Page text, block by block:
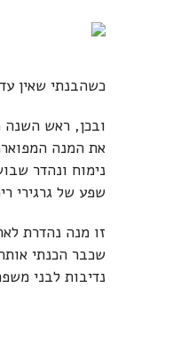
כשהבנתי שאין
ובכן, ראש השנה
את המנה
נימוח ונהדר
שפע של גרגירי
זו מנה נהדרת
שכבר הכנתי
נדיבות לבני